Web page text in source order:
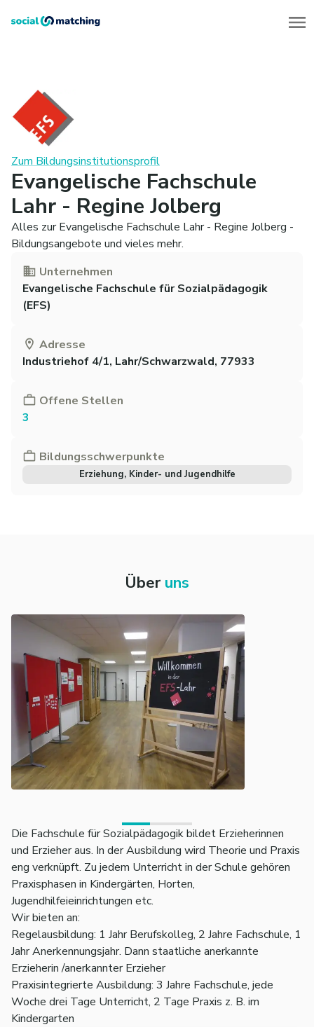
Zum Bildungsinstitutionsprofil
Evangelische Fachschule
Lahr - Regine Jolberg
Alles zur Evangelische Fachschule Lahr - Regine Jolberg -
Bildungsangebote und vieles mehr.
Unternehmen
Evangelische Fachschule für Sozialpädagogik
(EFS)
Adresse
Industriehof 4/1, Lahr/Schwarzwald, 77933
Offene Stellen
3
Bildungsschwerpunkte
Erziehung, Kinder- und Jugendhilfe
Über uns
Die Fachschule für Sozialpädagogik bildet Erzieherinnen
und Erzieher aus. In der Ausbildung wird Theorie und Praxis
eng verknüpft. Zu jedem Unterricht in der Schule gehören
Praxisphasen in Kindergärten, Horten,
Jugendhilfeieinrichtungen etc.
Wir bieten an:
Regelausbildung: 1 Jahr Berufskolleg, 2 Jahre Fachschule, 1
Jahr Anerkennungsjahr. Dann staatliche anerkannte
Erzieherin /anerkannter Erzieher
Praxisintegrierte Ausbildung: 3 Jahre Fachschule, jede
Woche drei Tage Unterricht, 2 Tage Praxis z. B. im
Kindergarten